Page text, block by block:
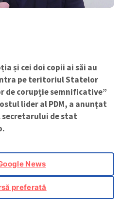
și cei doi copii ai săi au
pe teritoriul Statelor
de corupție semnificative”
lider al PDM, a anunțat
de stat
News
preferată